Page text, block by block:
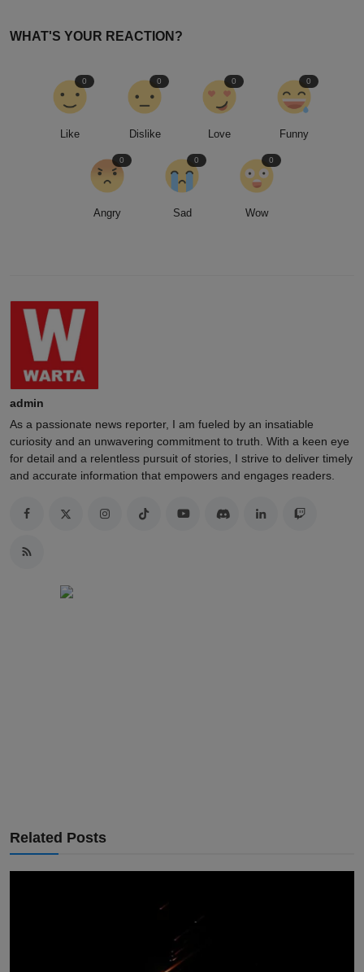
WHAT'S YOUR REACTION?
Like
0
Dislike
0
Love
0
Funny
0
Angry
0
Sad
0
Wow
0
admin
As a passionate news reporter, I am fueled by an insatiable
curiosity and an unwavering commitment to truth. With a keen eye
for detail and a relentless pursuit of stories, I strive to deliver timely
and accurate information that empowers and engages readers.
Related Posts